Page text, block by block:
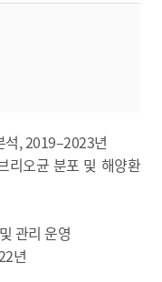
석, 2019–2023년
리오균 분포 및 해양환
관리 운영
년